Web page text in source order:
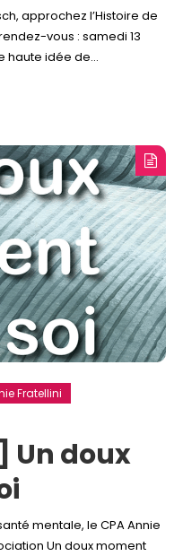
approchez l’Histoire de
vous : samedi 13
haute idée de…
Fratellini
Un doux
mentale, le CPA Annie
Un doux moment